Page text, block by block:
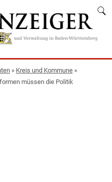
» Kreis und Kommune »
müssen die Politik